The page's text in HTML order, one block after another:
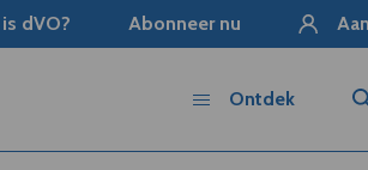
dVO? Abonneer nu
Ontdek